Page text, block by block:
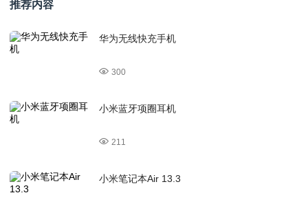
推荐内容
华为无线快充手机
300
小米蓝牙项圈耳机
211
小米笔记本Air 13.3